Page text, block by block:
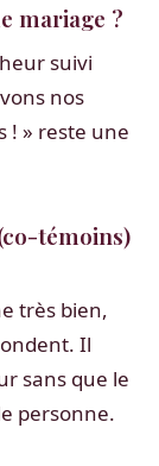
mariage ?
suivi
nos
! » reste une
témoins)
très bien,
Il
sans que le
personne.